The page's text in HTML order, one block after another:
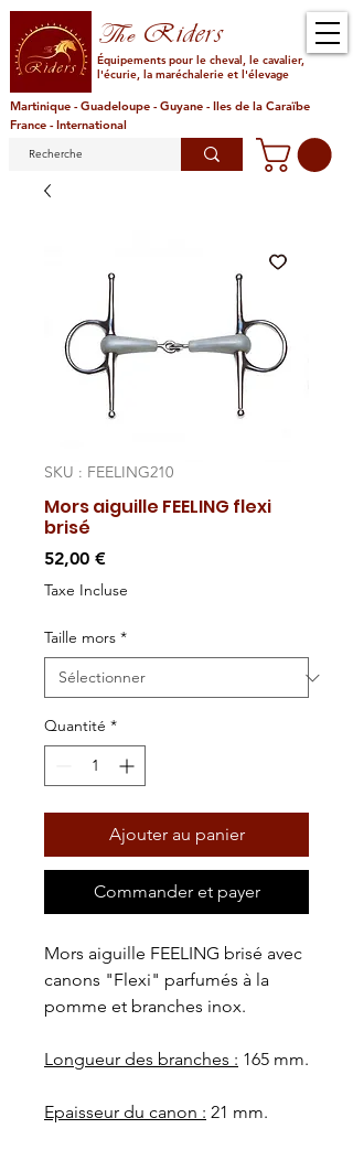
TheRiders
Équipements pour le cheval, le cavalier,
l'écurie, la maréchalerie et l'élevage
Martinique - Guadeloupe - Guyane - Iles de la Caraïbe
France - International
SKU : FEELING210
Mors aiguille FEELING flexi
brisé
52,00 €Prix
Taxe Incluse
Taille mors *
Quantité *
Ajouter au panier
Commander et payer
Mors aiguille FEELING brisé avec
canons "Flexi" parfumés à la
pomme et branches inox.
Longueur des branches : 165 mm.
Epaisseur du canon : 21 mm.